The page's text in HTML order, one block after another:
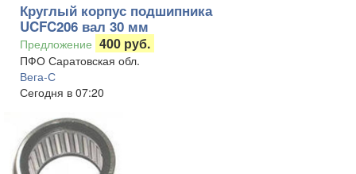
Круглый корпус подшипника
UCFC206 вал 30 мм
Предложение 400 руб.
ПФО Саратовская обл.
Вега-С
Сегодня в 07:20